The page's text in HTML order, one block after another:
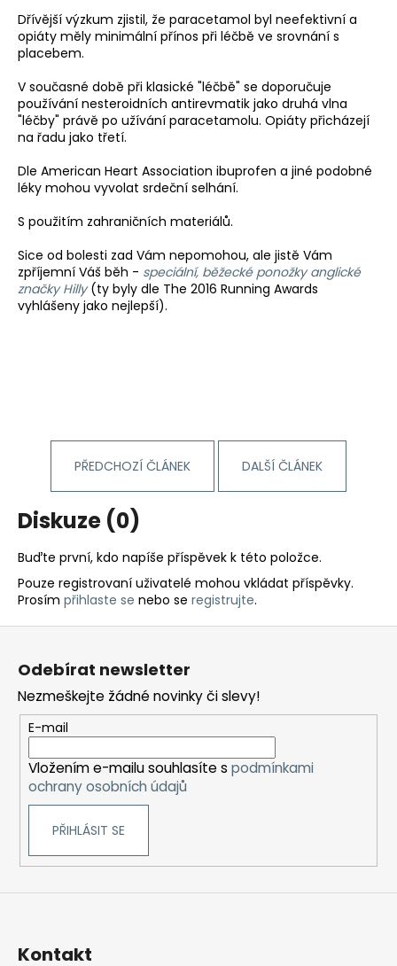
Dřívější výzkum zjistil, že paracetamol byl neefektivní a
opiáty měly minimální přínos při léčbě ve srovnání s
placebem.
V současné době při klasické "léčbě" se doporučuje
používání nesteroidních antirevmatik jako druhá vlna
"léčby" právě po užívání paracetamolu. Opiáty přicházejí
na řadu jako třetí.
Dle American Heart Association ibuprofen a jiné podobné
léky mohou vyvolat srdeční selhání.
S použitím zahraničních materiálů.
Sice od bolesti zad Vám nepomohou, ale jistě Vám
zpříjemní Váš běh - speciální, běžecké ponožky anglické
značky Hilly(ty byly dle The 2016 Running Awards
vyhlášeny jako nejlepší).
PŘEDCHOZÍ ČLÁNEK DALŠÍ ČLÁNEK
Diskuze (0)
Buďte první, kdo napíše příspěvek k této položce.
Pouze registrovaní uživatelé mohou vkládat příspěvky.
Prosím přihlaste se nebo se registrujte.
346
Kč
Původně:
384
Odebírat newsletter
Nezmeškejte žádné novinky či slevy!
E-mail
Vložením e-mailu souhlasíte s podmínkami
ochrany osobních údajů
PŘIHLÁSIT SE
Kontakt